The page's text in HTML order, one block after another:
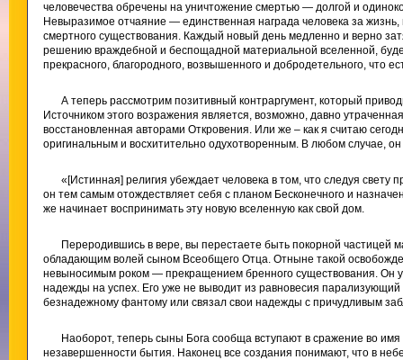
человечества обречены на уничтожение смертью — долгой и
Невыразимое отчаяние — единственная награда человека за
смертного существования. Каждый новый день медленно и верно
решению враждебной и беспощадной материальной вселенной,
прекрасного, благородного, возвышенного и добродетельного, что
А теперь рассмотрим позитивный контраргумент, который
Источником этого возражения является, возможно, давно
восстановленная авторами Откровения. Или же – как я считаю
оригинальным и восхитительно одухотворенным. В любом случае,
«[Истинная] религия убеждает человека в том, что следуя
он тем самым отождествляет себя с планом Бесконечного и
же начинает воспринимать эту новую вселенную как свой дом.
Переродившись в вере, вы перестаете быть покорной частицей
обладающим волей сыном Всеобщего Отца. Отныне такой
невыносимым роком — прекращением бренного существования. Он
надежды на успех. Его уже не выводит из равновесия парализующий
безнадежному фантому или связал свои надежды с причудливым
Наоборот, теперь сыны Бога сообща вступают в сражение во
незавершенности бытия. Наконец все создания понимают, что в